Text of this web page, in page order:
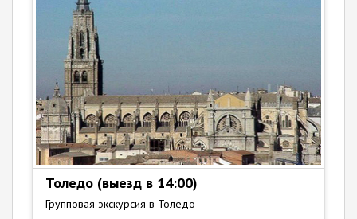
Толедо (выезд в 14:00)
Групповая экскурсия в Толедо